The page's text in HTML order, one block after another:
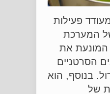
פעילות
המערכת
המונעת את
הסרטניים
בנוסף, הוא
של